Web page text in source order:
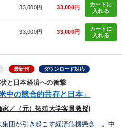
33,000円 33,000円
カートに
入れる
33,000円 33,000円
カートに
入れる
最新刊 ダウンロード対応
と日本経済への衝撃
中の競合的共存と日本」
家／（元）拓殖大学客員教授)
集団が引き起こす経済危機懸念…。中